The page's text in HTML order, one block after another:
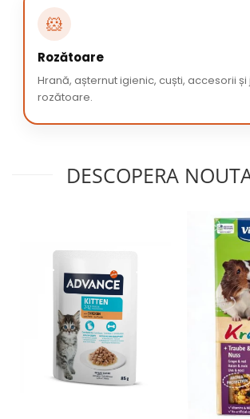
🐹
Rozătoare
Hrană, așternut igienic, cuști, accesorii
rozătoare.
DESCOPERA